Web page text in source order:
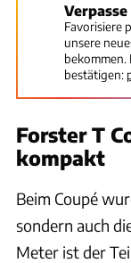
Favorisiere
unsere
bestätigen:
Forster T
kompakt
Beim Coupé
sondern auch
Meter ist der